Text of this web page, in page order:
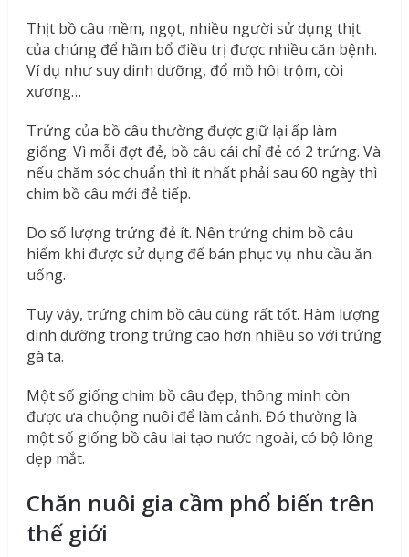
Thịt bồ câu mềm, ngọt, nhiều người sử dụng thịt
của chúng để hầm bổ điều trị được nhiều căn bệnh.
Ví dụ như suy dinh dưỡng, đổ mồ hôi trộm, còi
xương…
Trứng của bồ câu thường được giữ lại ấp làm
giống. Vì mỗi đợt đẻ, bồ câu cái chỉ đẻ có 2 trứng. Và
nếu chăm sóc chuẩn thì ít nhất phải sau 60 ngày thì
chim bồ câu mới đẻ tiếp.
Do số lượng trứng đẻ ít. Nên trứng chim bồ câu
hiếm khi được sử dụng để bán phục vụ nhu cầu ăn
uống.
Tuy vậy, trứng chim bồ câu cũng rất tốt. Hàm lượng
dinh dưỡng trong trứng cao hơn nhiều so với trứng
gà ta.
Một số giống chim bồ câu đẹp, thông minh còn
được ưa chuộng nuôi để làm cảnh. Đó thường là
một số giống bồ câu lai tạo nước ngoài, có bộ lông
dẹp mắt.
Chăn nuôi gia cầm phổ biến trên
thế giới